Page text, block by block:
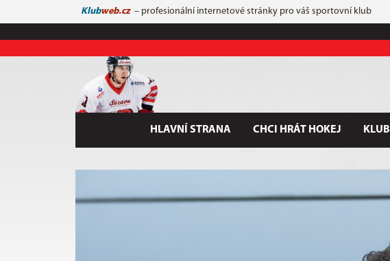
Klubweb.cz – profesionální internetové stránky pro váš sportovní klub
HLAVNÍ STRANA CHCI HRÁT HOKEJ KLUB